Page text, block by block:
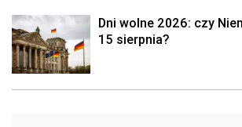
Dni wolne 2026: czy
15 sierpnia?